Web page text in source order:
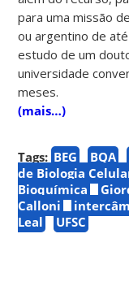
para uma missão
ou argentino de
estudo de um
universidade
meses.
(mais…)
Tags: BEG BQA
de Biologia
Bioquímica
Calloni
Leal
UFSC